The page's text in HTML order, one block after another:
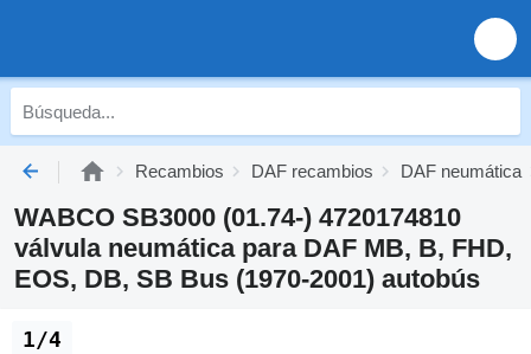
Recambios DAF recambios DAF neumática
WABCO SB3000 (01.74-) 4720174810
válvula neumática para DAF MB, B, FHD,
EOS, DB, SB Bus (1970-2001) autobús
1/4